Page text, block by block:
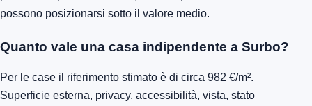
possono posizionarsi sotto il valore medio.
Quanto vale una casa indipendente a Surbo?
Per le case il riferimento stimato è di circa 982 €/m².
Superficie esterna, privacy, accessibilità, vista, stato